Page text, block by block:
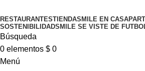
RESTAURANTESTIENDASMILE EN CASA
SOSTENIBILIDADSMILE SE VISTE DE
Búsqueda
0 elementos $ 0
Menú